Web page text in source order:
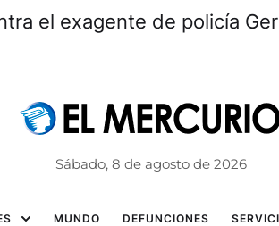
el exagente de policía
Sábado, 8 de agosto de 2026
MUNDO DEFUNCIONES